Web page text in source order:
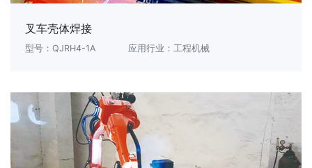
叉车壳体焊接
型号：QJRH4-1A 应用行业：工程机械